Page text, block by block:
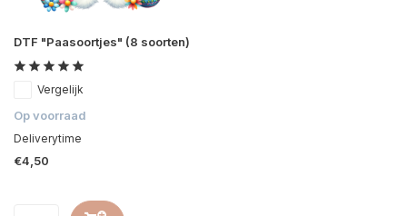
DTF "Paasoortjes" (8 soorten)
Vergelijk
Op voorraad
Deliverytime
€4,50